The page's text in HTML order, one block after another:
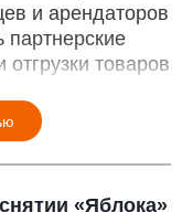
и арендаторов
товаров
«Яблока»